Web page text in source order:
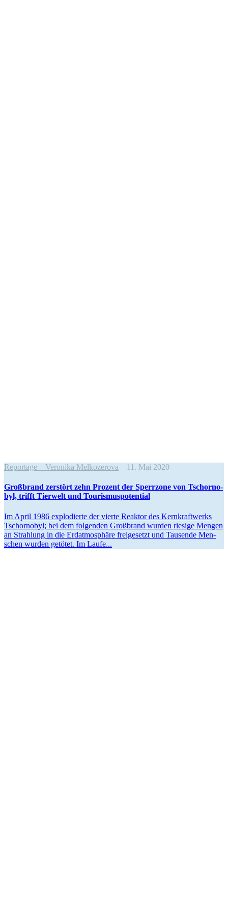
Reportage Veronika Melkozerova 11. Mai 2020
Groß­brand zer­stört zehn Prozent der Sperr­zone von Tschor­no­
byl, trifft Tier­welt und Tourismuspotential
Im April 1986 explo­dierte der vierte Reaktor des Kern­kraft­werks
Tschor­no­byl; bei dem fol­gen­den Groß­brand wurden riesige Mengen
an Strah­lung in die Erd­at­mo­sphäre frei­ge­setzt und Tau­sende Men­
schen wurden getötet. Im Laufe...